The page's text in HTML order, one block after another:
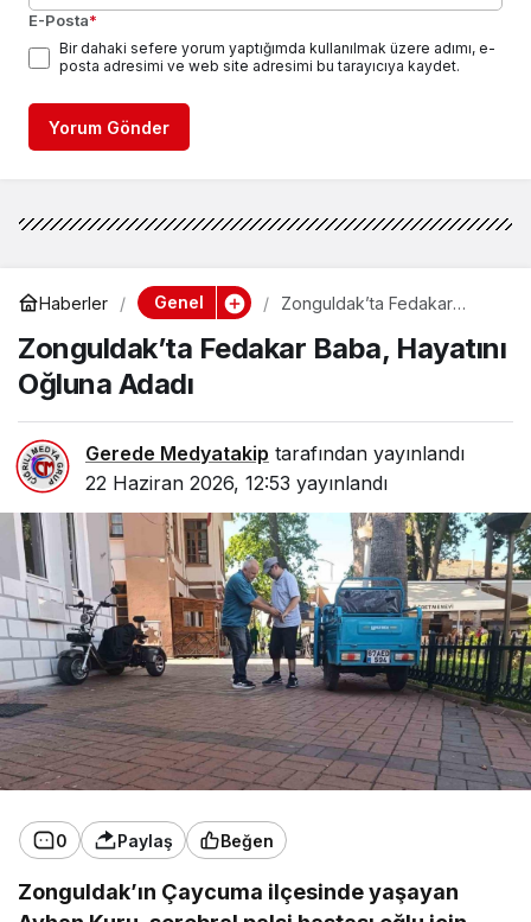
E-Posta*
Bir dahaki sefere yorum yaptığımda kullanılmak üzere adımı, e-
posta adresimi ve web site adresimi bu tarayıcıya kaydet.
Yorum Gönder
Haberler Genel
Zonguldak’ta Fedakar
Adadı
Zonguldak’ta Fedakar Baba, Hayatını
Oğluna Adadı
Gerede Medyatakip tarafından yayınlandı
22 Haziran 2026, 12:53 yayınlandı
0 Paylaş Beğen
Zonguldak’ın Çaycuma ilçesinde yaşayan